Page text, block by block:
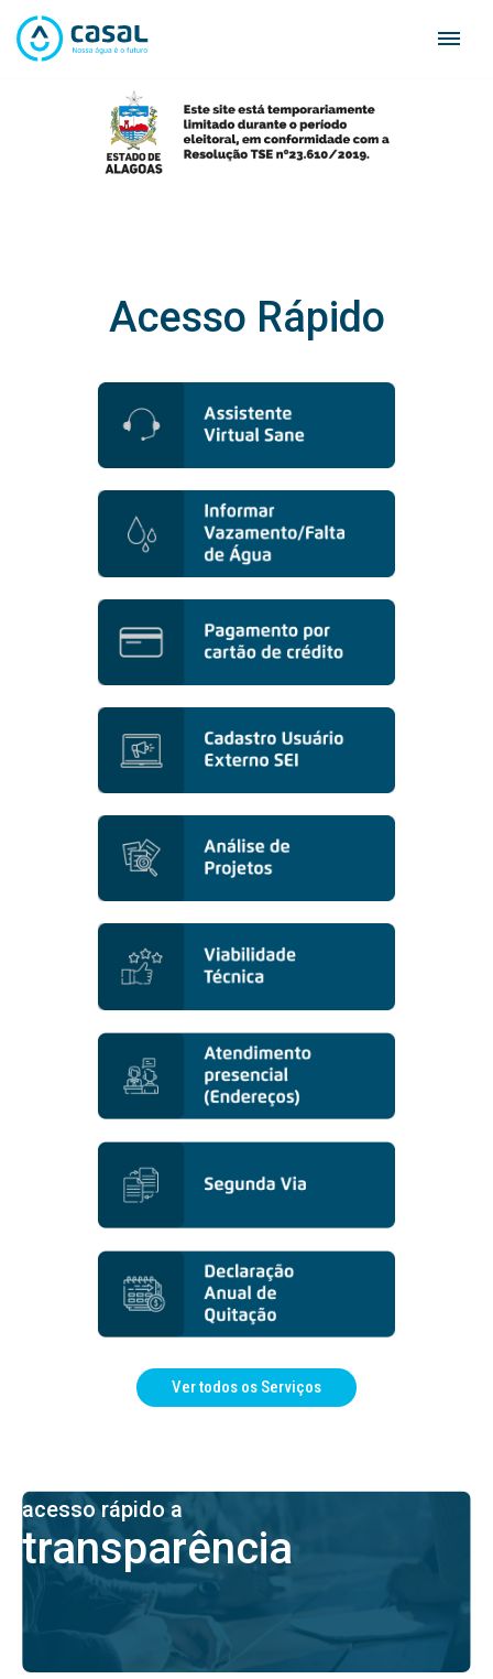
Skip
Acesso Rápido
Ver todos os Serviços
acesso rápido a
transparência